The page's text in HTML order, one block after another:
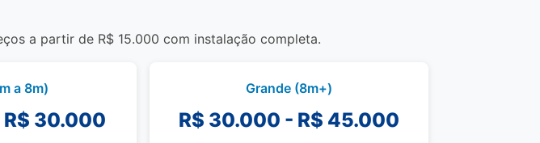
a partir de R$ 15.000 com instalação completa.
a 8m)
30.000
Grande (8m+)
R$ 30.000 - R$ 45.000